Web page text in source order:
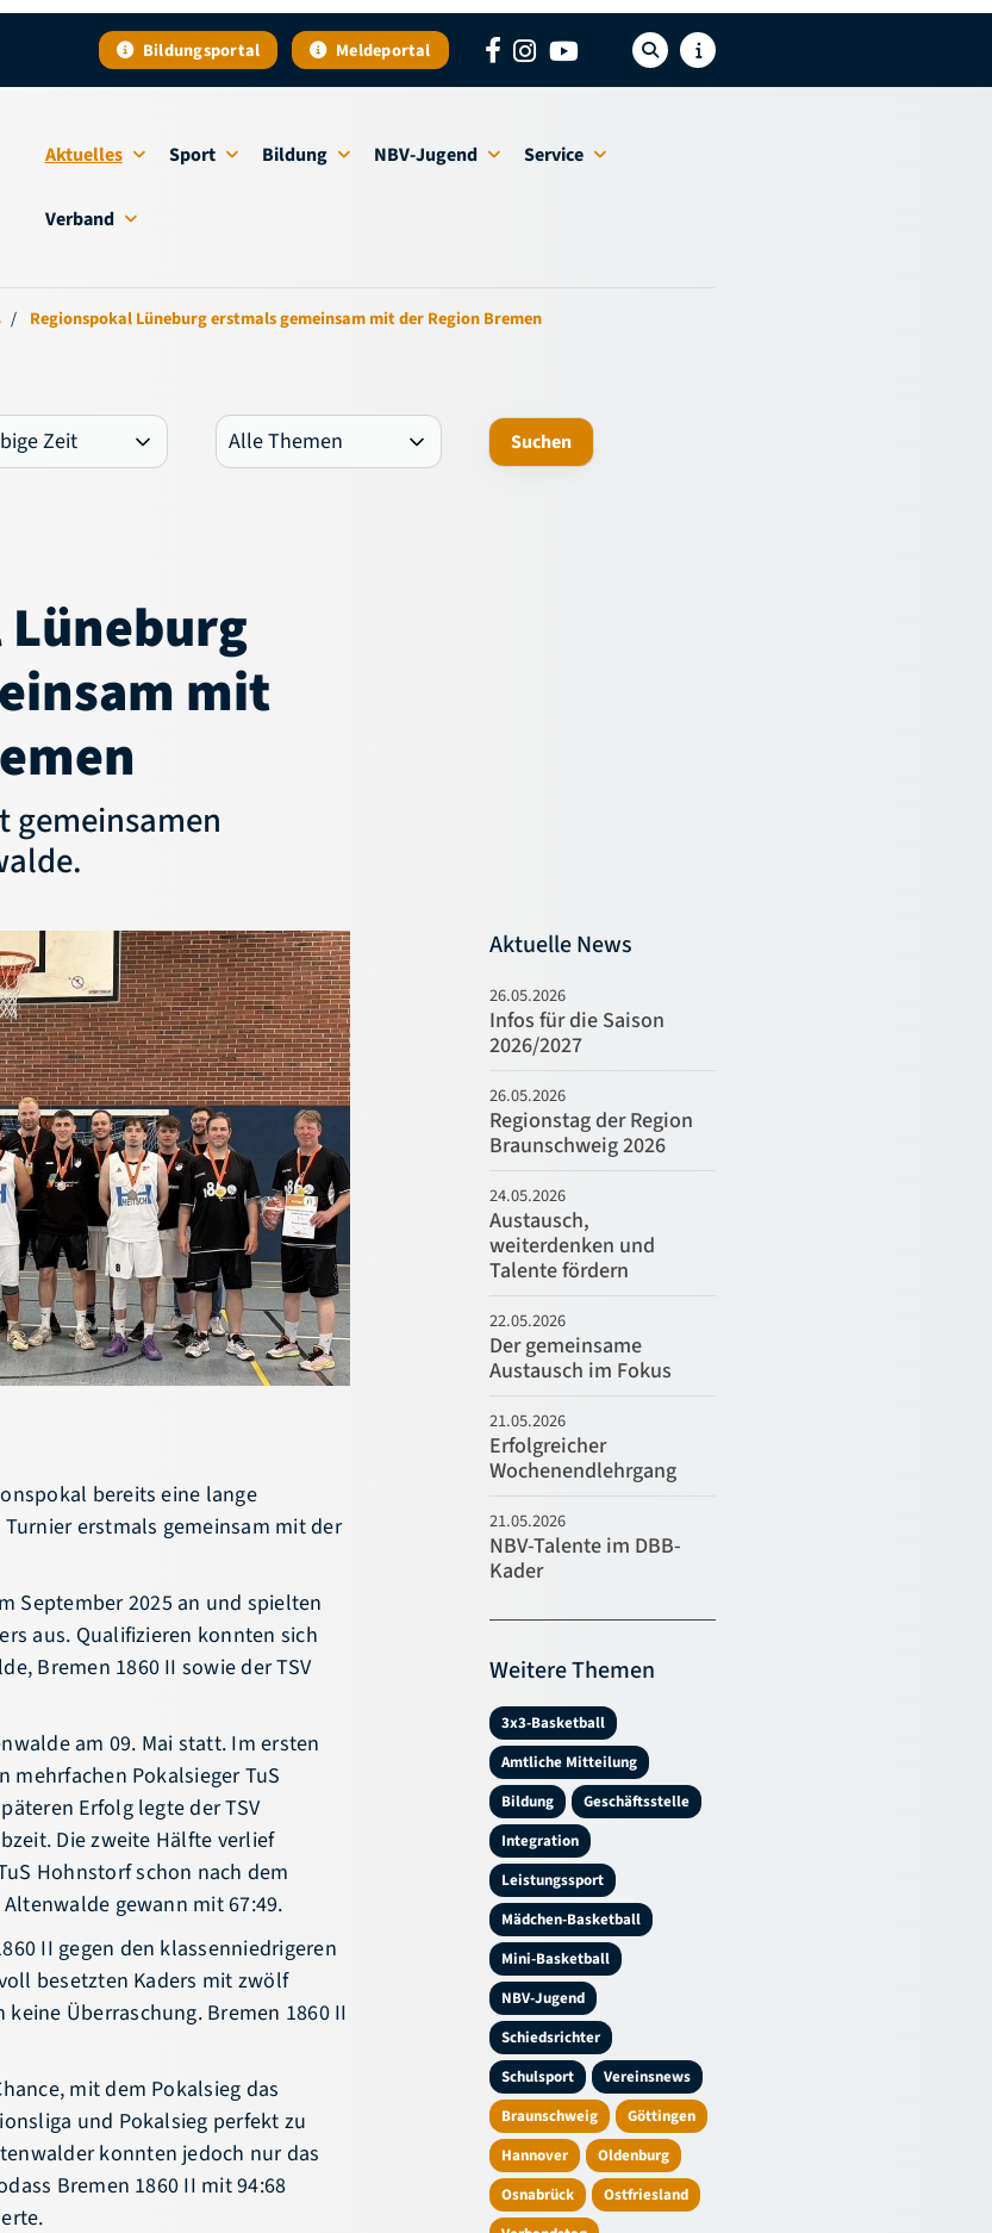
Bildungsportal Meldeportal
Aktuelles Sport Bildung NBV-Jugend Service
Verband
Regionspokal Lüneburg erstmals gemeinsam mit der Region Bremen
mit
gemeinsamen
bereits eine lange
erstmals gemeinsam mit der
September 2025 an und spielten
aus. Qualifizieren konnten sich
Bremen 1860 II sowie der TSV
am 09. Mai statt. Im ersten
mehrfachen Pokalsieger TuS
Erfolg legte der TSV
Die zweite Hälfte verlief
Hohnstorf schon nach dem
gewann mit 67:49.
II gegen den klassen­niedrigeren
besetzten Kaders mit zwölf
Überraschung. Bremen 1860 II
mit dem Pokalsieg das
und Pokalsieg perfekt zu
konnten jedoch nur das
Bremen 1860 II mit 94:68
Aktuelle News
Infos für die Saison
2026/2027
Regionstag der Region
Braunschweig 2026
Austausch,
weiterdenken und
Talente fördern
Der gemeinsame
Austausch im Fokus
Erfolgreicher
Wochenendlehrgang
NBV-Talente im DBB-
Kader
Weitere Themen
3x3-Basketball
Amtliche Mitteilung
Bildung
Geschäftsstelle
Integration
Leistungssport
Mädchen-Basketball
Mini-Basketball
NBV-Jugend
Schiedsrichter
Schulsport
Vereinsnews
Braunschweig
Göttingen
Hannover
Oldenburg
Osnabrück
Ostfriesland
Verbandstag
Feed
Service
Hallensuche
Vereinssuche
Downloads
Fragen & Antworten